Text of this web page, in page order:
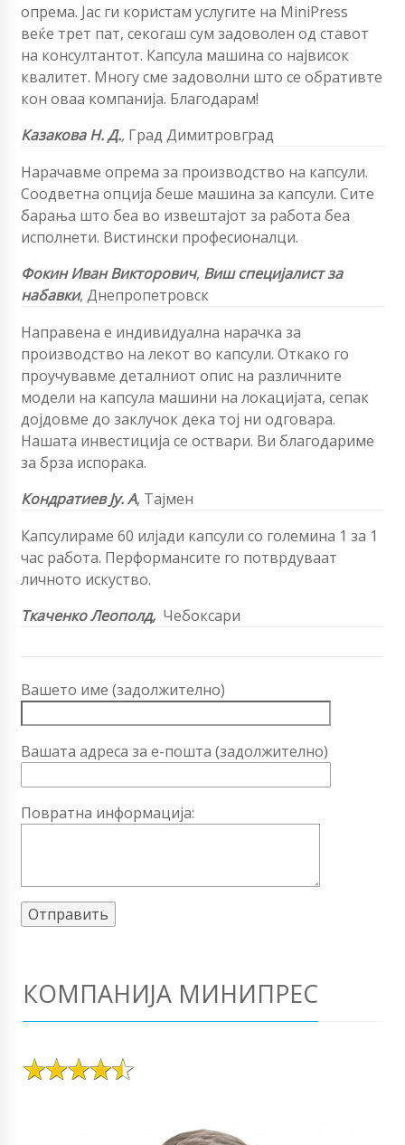
опрема. Јас ги користам услугите на MiniPress
веќе трет пат, секогаш сум задоволен од ставот
на консултантот. Капсула машина со највисок
квалитет. Многу сме задоволни што се обративте
кон оваа компанија. Благодарам!
Казакова Н. Д., Град Димитровград
Нарачавме опрема за производство на капсули.
Соодветна опција беше машина за капсули. Сите
барања што беа во извештајот за работа беа
исполнети. Вистински професионалци.
Фокин Иван Викторович, Виш специјалист за
набавки, Днепропетровск
Направена е индивидуална нарачка за
производство на лекот во капсули. Откако го
проучувавме деталниот опис на различните
модели на капсула машини на локацијата, сепак
дојдовме до заклучок дека тој ни одговара.
Нашата инвестиција се оствари. Ви благодариме
за брза испорака.
Кондратиев Ју. А, Тајмен
Капсулираме 60 илјади капсули со големина 1 за 1
час работа. Перформансите го потврдуваат
личното искуство.
Ткаченко Леополд, Чебоксари
Вашето име (задолжително)
Вашата адреса за е-пошта (задолжително)
Повратна информација:
КОМПАНИЈА МИНИПРЕС